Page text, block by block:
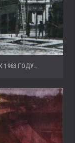
ГОДУ…